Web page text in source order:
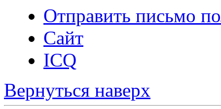
Отправить письмо
Сайт
ICQ
Вернуться наверх